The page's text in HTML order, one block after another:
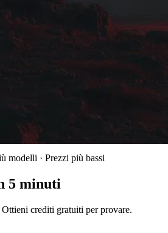
modelli · Prezzi più bassi
5 minuti
crediti gratuiti per provare.